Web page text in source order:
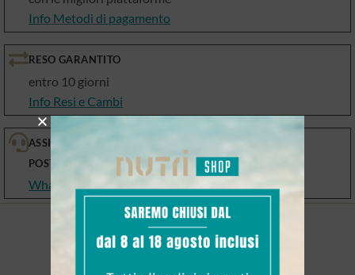
Info Metodi di pagamento
RESO GARANTITO
entro 10 giorni
Info Resi e Cambi
ASSISTENZA PRE E
POST VENDITA
WhatsApp, email, telefono